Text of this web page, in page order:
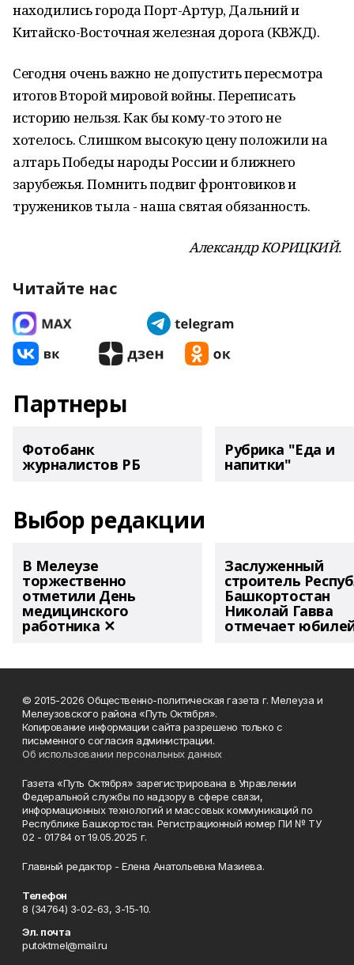
находились города Порт-Артур, Дальний и
Китайско-Восточная железная дорога (КВЖД).
Сегодня очень важно не допустить пересмотра
итогов Второй мировой войны. Переписать
историю нельзя. Как бы кому-то этого не
хотелось. Слишком высокую цену положили на
алтарь Победы народы России и ближнего
зарубежья. Помнить подвиг фронтовиков и
тружеников тыла - наша святая обязанность.
Александр КОРИЦКИЙ.
Читайте нас
Партнеры
Фотобанк
журналистов РБ
Рубрика "Еда и
напитки"
Выбор редакции
В Мелеузе
торжественно
отметили День
медицинского
работника ✕
Заслуженный
строитель
Башкортостан
Николай Гавва
отмечает
© 2015-2026 Общественно-политическая газета г. Мелеуза и
Мелеузовского района «Путь Октября».
Копирование информации сайта разрешено только с
письменного согласия администрации.
Об использовании персональных данных
Газета «Путь Октября» зарегистрирована в Управлении
Федеральной службы по надзору в сфере связи,
информационных технологий и массовых коммуникаций по
Республике Башкортостан. Регистрационный номер ПИ № ТУ
02 - 01784 от 19.05.2025 г.
Главный редактор - Елена Анатольевна Мазиева.
Телефон
8 (34764) 3-02-63, 3-15-10.
Эл. почта
putoktmel@mail.ru